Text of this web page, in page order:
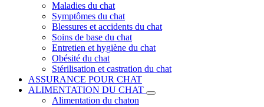
Maladies du chat
Symptômes du chat
Blessures et accidents du chat
Soins de base du chat
Entretien et hygiène du chat
Obésité du chat
Stérilisation et castration du chat
ASSURANCE POUR CHAT
ALIMENTATION DU CHAT
Alimentation du chaton